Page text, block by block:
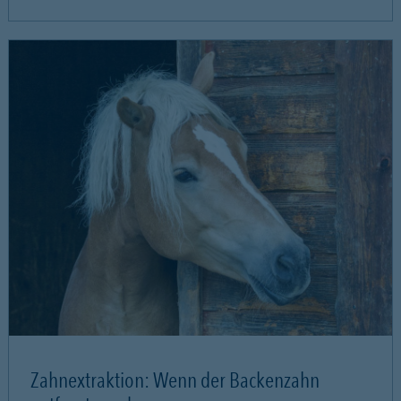
Zahnextraktion: Wenn der Backenzahn